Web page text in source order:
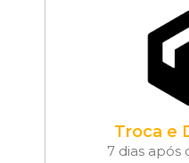
Troca e
7 dias